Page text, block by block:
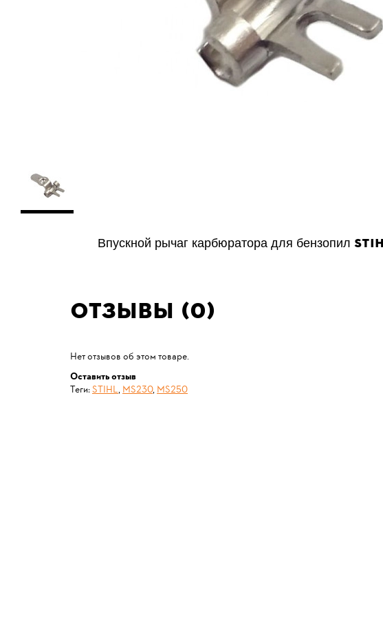
Впускной рычаг карбюратора для бензопил
Отзывы (0)
Нет отзывов об этом товаре.
Оставить отзыв
Теги:STIHL,MS230,MS250